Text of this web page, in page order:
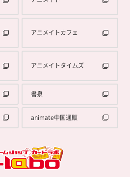
アニメイトカフェ
アニメイトタイムズ
書泉
animate中国通販